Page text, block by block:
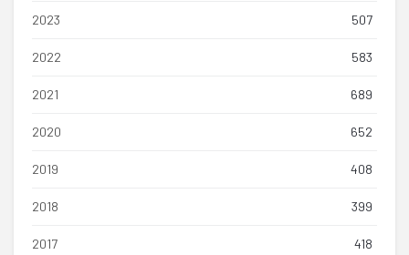
2023 507
2022 583
2021 689
2020 652
2019 408
2018 399
2017 418